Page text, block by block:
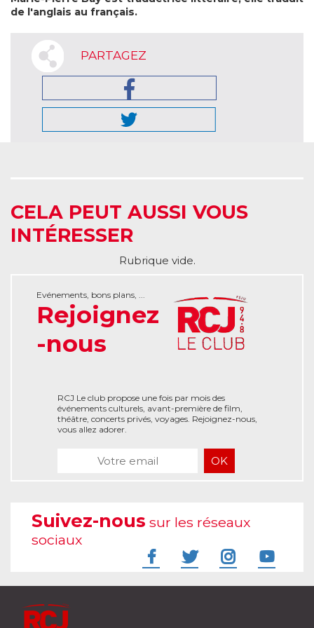
de l'anglais au français.
PARTAGEZ
CELA PEUT AUSSI VOUS
INTÉRESSER
Rubrique vide.
Evénements, bons plans, ...
Rejoignez
-nous
RCJ Le club propose une fois par mois des
événements culturels, avant-première de film,
théâtre, concerts privés, voyages. Rejoignez-nous,
vous allez adorer.
Suivez-nous sur les réseaux
sociaux